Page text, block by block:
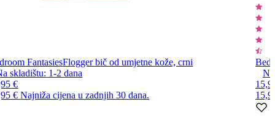
FantasiesFlogger bič od umjetne kože, crni
skladištu: 1-2dana
€
€Najniža cijena u zadnjih 30 dana.